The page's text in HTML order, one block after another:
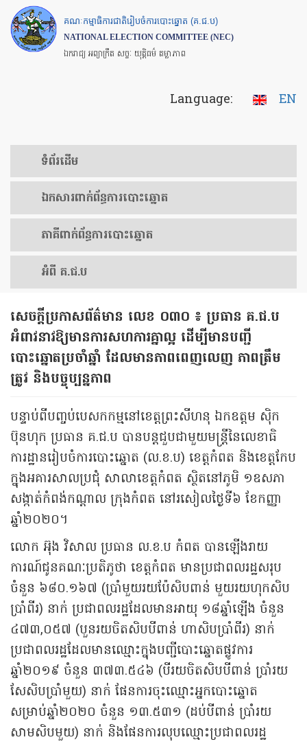
Skip
to
main
គណៈកម្មាធិការជាតិរៀបចំការបោះឆ្នោត (គ.ជ.ប)
NATIONAL ELECTION COMMITTEE (NEC)
ឯករាជ្យ អព្យាក្រឹត សច្ចៈ យុត្តិធម៌ តម្លាភាព
Language: EN
ទំព័រ​ដើម
ឯកសារ​ពាក់ព័ន្ធ​ការ​បោះឆ្នោត
​ភាគីពាក់ព័ន្ធ​​ការ​បោះឆ្នោត
អំពី គ.ជ.ប
សេចក្តីប្រកាសព័ត៌មាន លេខ ០៣០ ៖ ប្រធាន គ.ជ.ប
អំពាវនាវឱ្យមានការសហការគ្នាល្អ ដើម្បីមានបញ្ជី
បោះឆ្នោតប្រចាំឆ្នាំ ដែលមានភាពពេញលេញ ភាពត្រឹម
ត្រូវ និងបច្ចុប្បន្នភាព
បន្ទាប់ពីបញ្ចប់បេសកកម្មនៅខេត្តព្រះសីហនុ ឯកឧត្តម ស៊ិក
ប៊ុនហុក ប្រធាន គ.ជ.ប បានបន្តជួបជាមួយមន្ត្រីនៃលេខាធិ
ការដ្ឋានរៀបចំការបោះឆ្នោត (ល.ខ.ប) ខេត្តកំពត និងខេត្តកែប
ក្នុងអគារសាលប្រជុំ សាលាខេត្តកំពត ស្ថិតនៅភូមិ ១ឧសភា
សង្កាត់កំពង់កណ្ដាល ក្រុងកំពត នៅរសៀលថ្ងៃទី៦ ខែកញ្ញា
ឆ្នាំ២០២០។
លោក អ៊ុង វិសាល ប្រធាន ល.ខ.ប កំពត បានឡើងរាយ
ការណ៍ជូនគណៈប្រតិភូថា ខេត្តកំពត មានប្រជាពលរដ្ឋសរុប
ចំនួន ៦៨០.១៦៧ (ប្រាំមួយរយប៉ែសិបពាន់ មួយរយហុកសិប
ប្រាំពីរ) នាក់ ប្រជាពលរដ្ឋដែលមានអាយុ ១៨ឆ្នាំឡើង ចំនួន
៤៧៣,០៥៧ (បួនរយចិតសិបបីពាន់ ហាសិបប្រាំពីរ) នាក់
ប្រជាពលរដ្ឋដែលមានឈ្មោះក្នុងបញ្ជីបោះឆ្នោតផ្លូវការ
ឆ្នាំ២០១៩ ចំនួន ៣៧៣.៥៤៦ (បីរយចិតសិបបីពាន់ ប្រាំរយ
សែសិបប្រាំមួយ) នាក់ ផែនការចុះឈ្មោះអ្នកបោះឆ្នោត
សម្រាប់ឆ្នាំ២០២០ ចំនួន ១៣.៥៣១ (ដប់បីពាន់ ប្រាំរយ
សាមសិបមួយ) នាក់ និងផែនការលុបឈ្មោះប្រជាពលរដ្ឋ